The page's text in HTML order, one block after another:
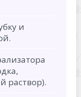
и
раствор).